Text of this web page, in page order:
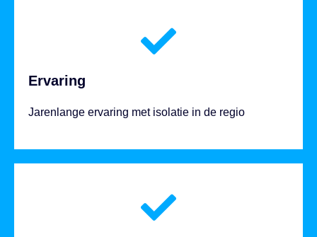
Ervaring
Jarenlange ervaring met isolatie in de regio